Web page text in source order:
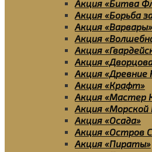
Акция «Битва
Акция «Борьба
Акция «Варвары»
Акция
Акция
Акция
Акция «Древние
Акция «Крафт»
Акция «Мастер
Акция «Морской
Акция «Осада»
Акция «Остров
Акция «Пираты»